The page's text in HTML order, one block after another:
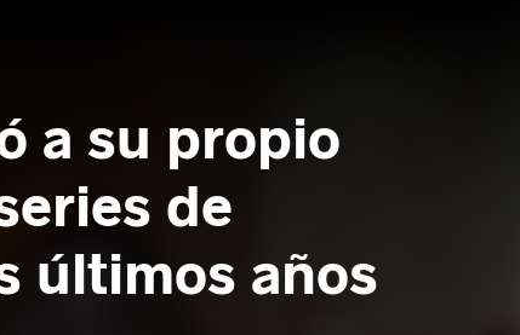
a su propio
de
últimos años